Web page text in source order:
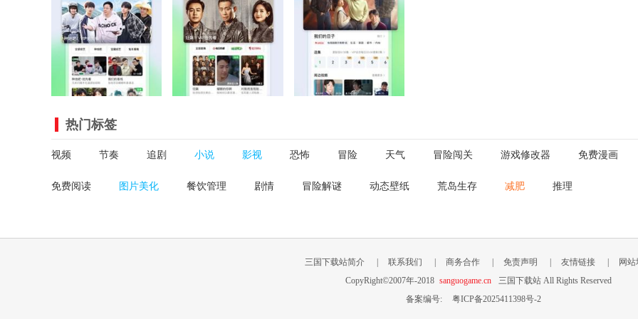
热门标签
视频 节奏 追剧 小说 影视 恐怖 冒险 天气 冒险闯关 游戏修改器 免费漫画
免费阅读 图片美化 餐饮管理 剧情 冒险解谜 动态壁纸 荒岛生存 减肥 推理
三国下载站简介 联系我们 商务合作 免责声明 友情链接
网
CopyRight©2007年-2018 sanguogame.cn
三国下载站 All Rights Reserved
备案编号:
粤ICP备2025411398号-2